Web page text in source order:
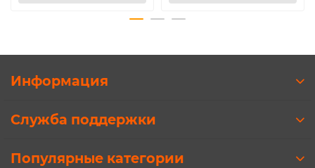
Информация
Служба поддержки
Популярные категории